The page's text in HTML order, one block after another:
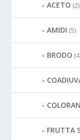
ACETO (2)
AMIDI (5)
BRODO
FRUTTA